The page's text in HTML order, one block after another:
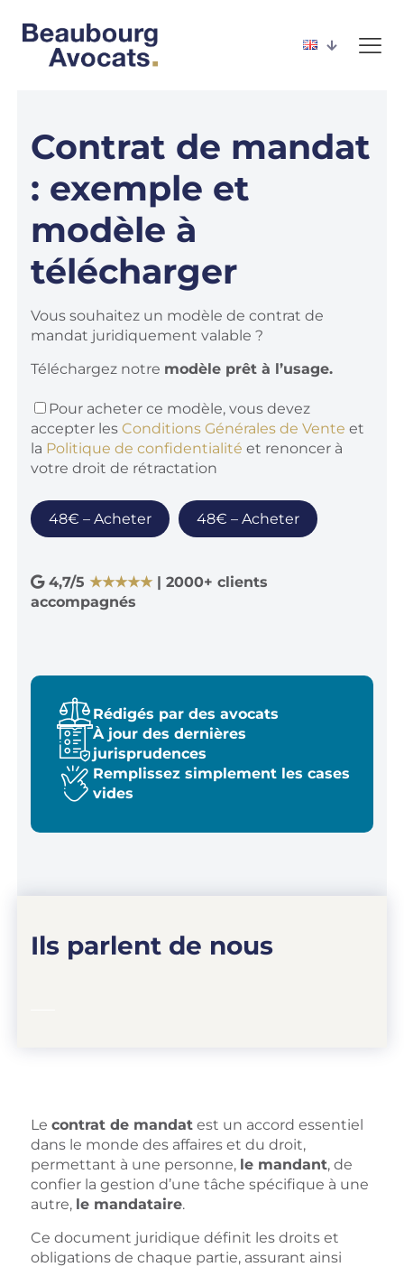
Contrat de mandat
: exemple et
modèle à
télécharger
Vous souhaitez un modèle de contrat de
mandat juridiquement valable ?
Téléchargez notre modèle prêt à l’usage.
Pour acheter ce modèle, vous devez
accepter les Conditions Générales de Vente et
la Politique de confidentialité et renoncer à
votre droit de rétractation
48€ – Acheter
4,7/5 ★★★★★| 2000+ clients
accompagnés
Rédigés par des avocats
À jour des dernières
jurisprudences
Remplissez simplement les cases
vides
Ils parlent de nous
Le contrat de mandatest un accord essentiel
dans le monde des affaires et du droit,
permettant à une personne, le mandant, de
confier la gestion d’une tâche spécifique à une
autre, le mandataire.
Ce document juridique définit les droits et
obligations de chaque partie, assurant ainsi